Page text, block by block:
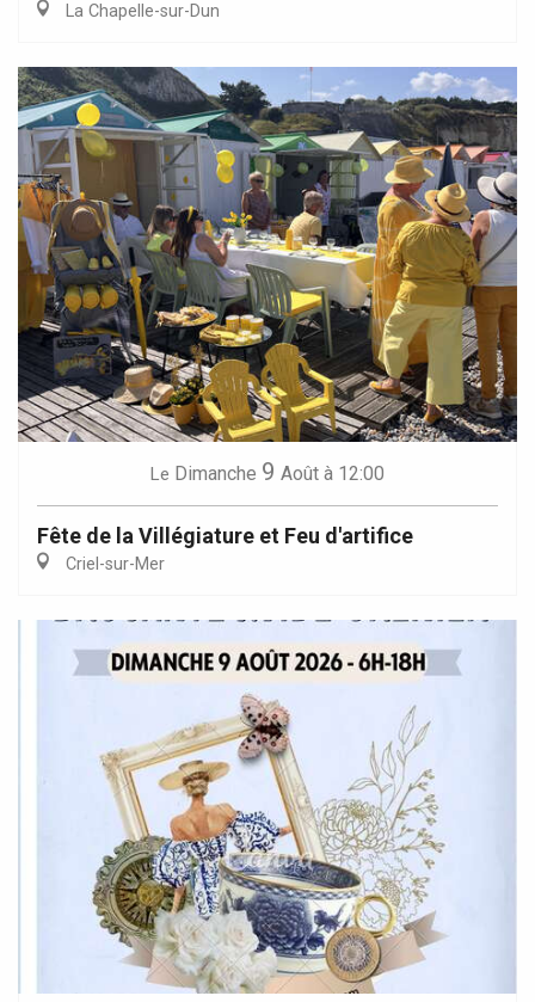
La Chapelle-sur-Dun
Le Dimanche 9 Août à 12:00
Fête de la Villégiature et Feu d'artifice
Criel-sur-Mer